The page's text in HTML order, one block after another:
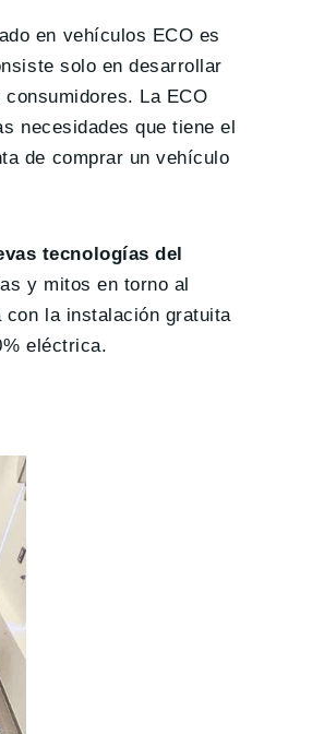
en vehículos ECO es
solo en desarrollar
La ECO
necesidades que tiene el
de comprar un vehículo
tecnologías del
y mitos en torno al
la instalación gratuita
eléctrica.